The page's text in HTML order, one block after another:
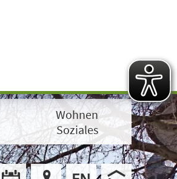
Wohnen
Soziales